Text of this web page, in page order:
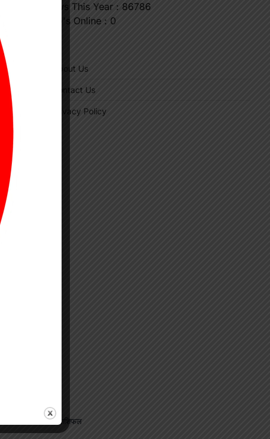
Views This Year : 86786
Who's Online : 0
About Us
Contact Us
Privacy Policy
जानिए अपना राशिफल